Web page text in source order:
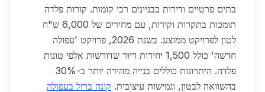
בתים פרטיים ודירות בבניינים רבי קומות. קורות פלדה
תומכות בתקרות וקירות, עם מחירים של 6,000 ש"ח
לטון לפרויקט ממוצע. בשנת 2026, פרויקט 'עפולה
חדשה' כולל 1,500 יחידות דיור שדורשות אלפי טונות
פלדה. היתרונות כוללים בנייה מהירה יותר ב-30%
בהשוואה לבטון, וגמישות עיצובית. קונה ברזל בעפולה